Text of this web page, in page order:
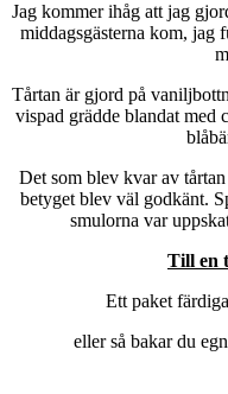
Jag kommer ihåg att jag
middagsgästerna kom, jag
Tårtan är gjord på
vispad grädde blandat med
Det som blev kvar av
betyget blev väl godkänt.
smulorna var
Till en
Ett paket
eller så bakar du